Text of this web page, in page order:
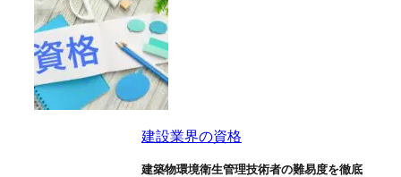
建設業界の資格
建築物環境衛生管理技術者の難易度を徹底